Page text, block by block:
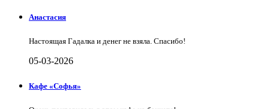
Анастасия
Настоящая Гадалка и денег не взяла. Спасибо!
05-03-2026
Кафе «Софья»